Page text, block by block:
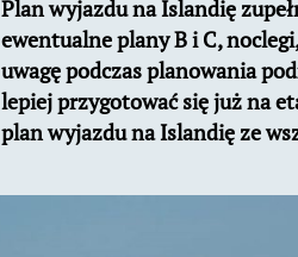
Plan wyjazdu na Islandię
ewentualne plany B i C,
uwagę podczas planowania
lepiej przygotować się już na
plan wyjazdu na Islandię ze